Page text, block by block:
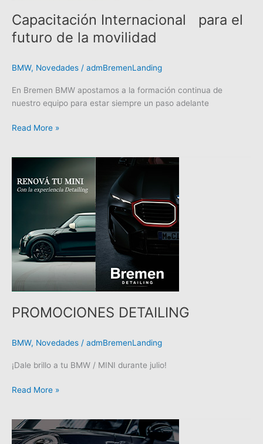
Capacitación Internacional para el
futuro de la movilidad
BMW, Novedades / admBremenLanding
En Bremen BMW apostamos a la formación continua de
nuestro equipo para estar siempre un paso adelante
Read More »
PROMOCIONES DETAILING
BMW, Novedades / admBremenLanding
¡Dale brillo a tu BMW / MINI durante julio!
DETAILING
Read More »
PROMOCIONES
JUNIO